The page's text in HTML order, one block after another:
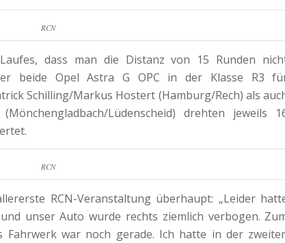
RCN
dass man die Distanz von 15 Runden
beide Opel Astra G OPC in der Klasse R3
Schilling/Markus Hostert (Hamburg/Rech) als
Lüdenscheid) drehten jeweils
RCN
RCN-Veranstaltung überhaupt: „Leider
unser Auto wurde rechts ziemlich verbogen.
war noch gerade. Ich hatte in der